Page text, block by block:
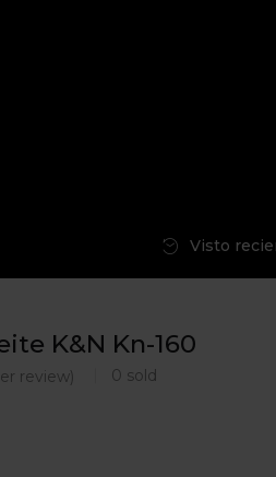
Visto
K&N Kn-160
review) 0 sold